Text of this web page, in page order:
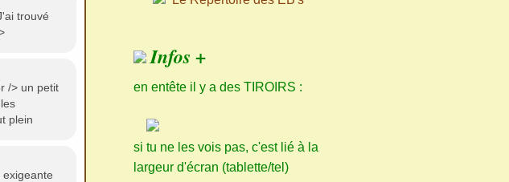
trouvé
/> un petit
plein
Infos +
en entête il y a des TIROIRS :
si tu ne les vois pas, c'est lié à la
largeur d'écran (tablette/tel)